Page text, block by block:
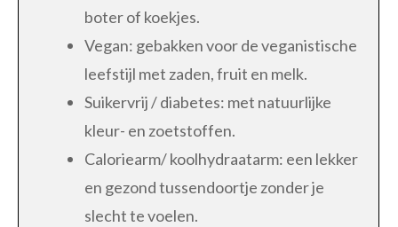
boter of koekjes.
Vegan: gebakken voor de veganistische
leefstijl met zaden, fruit en melk.
Suikervrij / diabetes: met natuurlijke
kleur- en zoetstoffen.
Caloriearm/ koolhydraatarm: een lekker
en gezond tussendoortje zonder je
slecht te voelen.